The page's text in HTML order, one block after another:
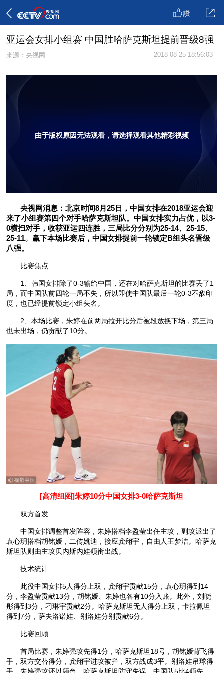
讚
亚运会女排小组赛 中国胜哈萨克斯坦提前晋级8强
來源：央视网 2018-08-25 18:56:03
由于版权原因无法观看，请选择观看其他精彩视频
央视网消息：北京时间8月25日，中国女排在2018亚运会迎
来了小组赛第四个对手哈萨克斯坦队。中国女排实力占优，以3-
0横扫对手，收获亚运四连胜，三局比分分别为25-14、25-15、
25-11。赢下本场比赛后，中国女排提前一轮锁定B组头名晋级
八强。
比赛焦点
1、韩国女排除了0-3输给中国，还在对哈萨克斯坦的比赛丢了1
局，而中国队前四轮一局不失，所以即使中国队最后一轮0-3不敌印
度，也已经提前锁定小组头名。
2、本场比赛，朱婷在前两局拉开比分后被段放换下场，第三局
也未出场，仍贡献了10分。
[高清组图]朱婷10分中国女排3-0哈萨克斯坦
双方首发
中国女排调整首发阵容，朱婷搭档李盈莹出任主攻，副攻派出了
袁心玥搭档胡铭媛，二传姚迪，接应龚翔宇，自由人王梦洁。哈萨克
斯坦队则由主攻贝内斯内娃领衔出战。
技术统计
此役中国女排5人得分上双，龚翔宇贡献15分，袁心玥得到14
分，李盈莹贡献13分，胡铭媛、朱婷也各有10分入账。此外，刘晓
彤得到3分，刁琳宇贡献2分。哈萨克斯坦无人得分上双，卡拉佩坦
得到7分，萨夫洛诺娃、别洛娃分别贡献6分。
比赛回顾
首局比赛，朱婷强攻先得1分，哈萨克斯坦18号，胡铭媛背飞得
手，双方交替得分，龚翔宇进攻被拦，双方战成3平。别洛娃吊球得